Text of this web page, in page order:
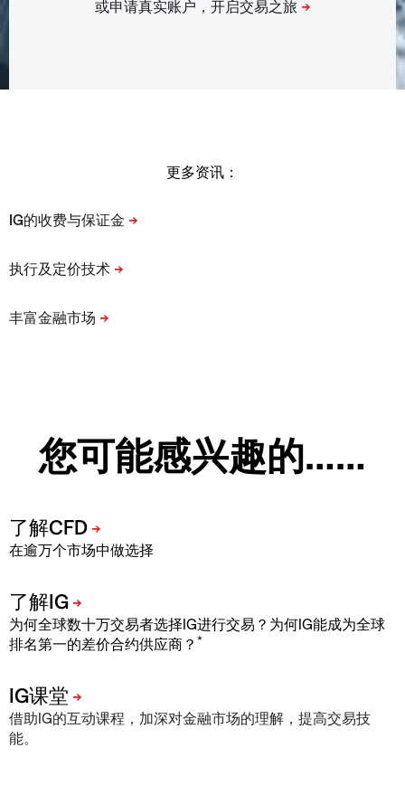
更多资讯：
您可能感兴趣的……
在逾万个市场中做选择
为何全球数十万交易者选择IG进行交易？为何IG能成为全球
排名第一的差价合约供应商？ *
借助IG的互动课程，加深对金融市场的理解，提高交易技
能。